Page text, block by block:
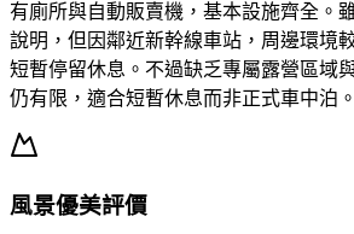
有廁所與自動販賣機，基本設施齊全。
說明，但因鄰近新幹線車站，周邊環境
短暫停留休息。不過缺乏專屬露營區域
仍有限，適合短暫休息而非正式車中泊。
風景優美評價